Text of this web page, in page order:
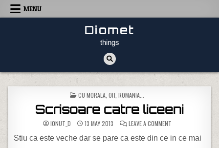
Skip to content
MENU
Diomet
things
POSTED IN
CU MORALA OH, ROMANIA...
Scrisoare catre liceeni
IONUT_D 13 MAY 2013 LEAVE A COMMENTON SCRISOARE
Stiu ca este veche dar se pare ca este din ce in ce mai